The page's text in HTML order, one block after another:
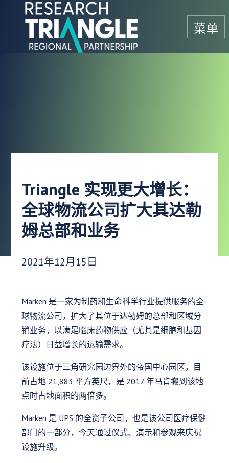
跳至内容
菜单
Triangle 实现更大增长：
全球物流公司扩大其达勒
姆总部和业务
发布日期：
2021年12月15日
Marken 是一家为制药和生命科学行业提供服务的全
球物流公司，扩大了其位于达勒姆的总部和区域分
销业务，以满足临床药物供应（尤其是细胞和基因
疗法）日益增长的运输需求。
该设施位于三角研究园边界外的帝国中心园区，目
前占地 21,883 平方英尺，是 2017 年马肯搬到该地
点时占地面积的两倍多。
Marken 是 UPS 的全资子公司，也是该公司医疗保健
部门的一部分，今天通过仪式、演示和参观来庆祝
设施升级。